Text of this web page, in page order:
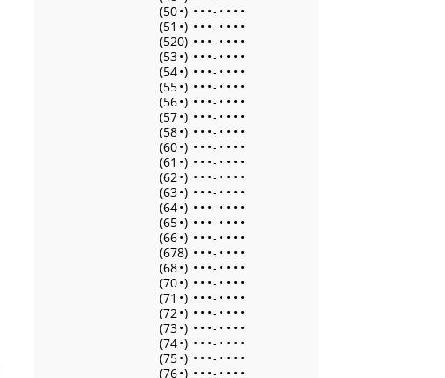
(50•) • • •- • • • •
(51 •) • • •- • • • •
(520) • • •- • • • •
(53•) • • •- • • • •
(54•) • • •- • • • •
(55•) • • •- • • • •
(56•) • • •- • • • •
(57•) • • •- • • • •
(58•) • • •- • • • •
(60•) • • •- • • • •
(61 •) • • •- • • • •
(62•) • • •- • • • •
(63•) • • •- • • • •
(64•) • • •- • • • •
(65•) • • •- • • • •
(66•) • • •- • • • •
(678) • • •- • • • •
(68•) • • •- • • • •
(70•) • • •- • • • •
(71 •) • • •- • • • •
(72•) • • •- • • • •
(73•) • • •- • • • •
(74•) • • •- • • • •
(75•) • • •- • • • •
(76•) • • •- • • • •